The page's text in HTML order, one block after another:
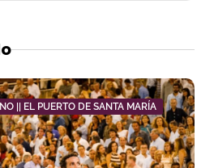
|| EL PUERTO DE SANTA MARÍA